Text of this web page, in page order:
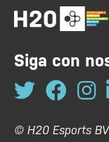
Siga con
© H20 Esports